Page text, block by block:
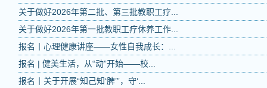
关于做好2026年第二批、第三批教职工疗...
关于做好2026年第一批教职工疗休养工作...
报名丨心理健康讲座——女性自我成长：...
报名 | 健美生活，从“动”开始——校...
报名丨关于开展“知己知‘脾’”，守‘...